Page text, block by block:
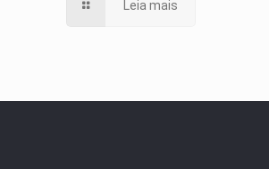
Leia mais